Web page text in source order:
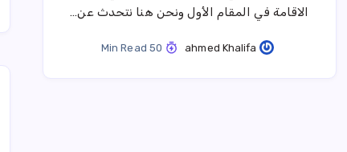
الاقامة في المقام الأول ونحن هنا نتحدث عن…
ahmed Khalifa